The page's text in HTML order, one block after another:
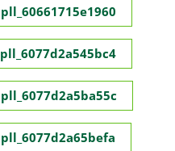
pll_60661715e1960
pll_6077d2a545bc4
pll_6077d2a5ba55c
pll_6077d2a65befa